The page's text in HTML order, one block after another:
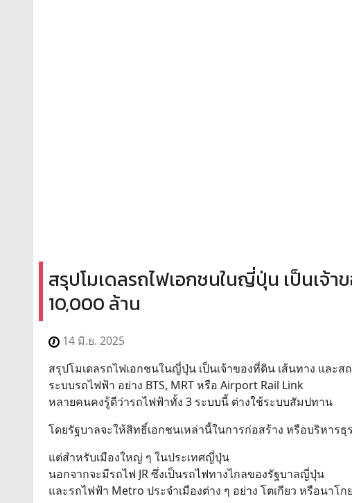
สรุปโมเดลรถไฟเอกชนในญี่ปุ่น เป็นเจ้า
10,000 ล้าน
14 มิ.ย. 2025
สรุปโมเดลรถไฟเอกชนในญี่ปุ่น เป็นเจ้าของที่ดิน เส้นทาง และ
ระบบรถไฟฟ้า อย่าง BTS, MRT หรือ Airport Rail Link
หลายคนคงรู้ดีว่ารถไฟฟ้าทั้ง 3 ระบบนี้ ต่างใช้ระบบสัมปทาน
โดยรัฐบาลจะให้สิทธิ์เอกชนเหล่านี้ในการก่อสร้าง หรือบริหาร
แต่สำหรับเมืองใหญ่ ๆ ในประเทศญี่ปุ่น
นอกจากจะมีรถไฟ JR ซึ่งเป็นรถไฟทางไกลของรัฐบาลญี่ปุ่น
และรถไฟฟ้า Metro ประจำเมืองต่าง ๆ อย่าง โตเกียว หรือนาโก